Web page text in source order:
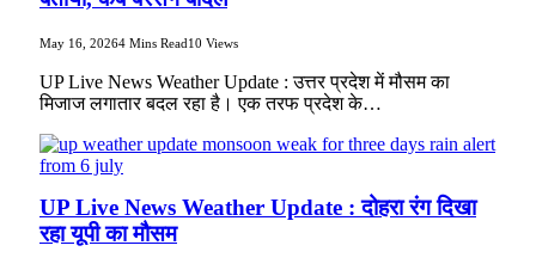
May 16, 20264 Mins Read10 Views
UP Live News Weather Update : उत्तर प्रदेश में मौसम का
मिजाज लगातार बदल रहा है। एक तरफ प्रदेश के…
UP Live News Weather Update : दोहरा रंग दिखा
रहा यूपी का मौसम